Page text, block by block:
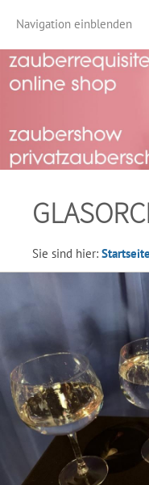
Navigation einblenden
Sie sind hier: Startseite